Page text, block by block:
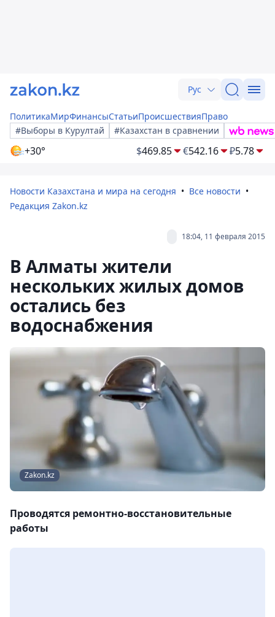
Рус
ПолитикаМирФинансыСтатьиПроисшествияПраво
#Выборы в Курултай
#Казахстан в сравнении
+30° $469.85 €542.16 ₽5.78
Новости Казахстана и мира на сегодня
Все новости
Редакция Zakon.kz
18:04, 11 февраля 2015
В Алматы жители
нескольких жилых домов
остались без
водоснабжения
Zakon.kz
Проводятся ремонтно-восстановительные
работы